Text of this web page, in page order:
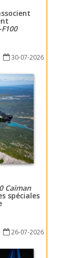
30-07-2026
Caïman
spéciales
26-07-2026